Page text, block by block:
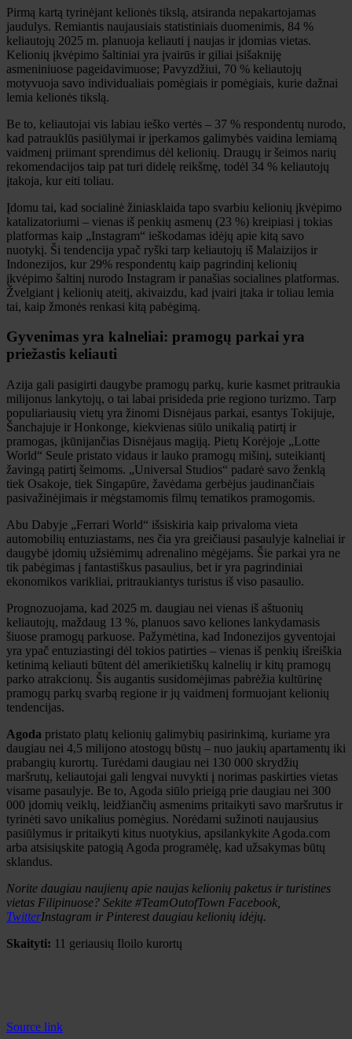
Pirmą kartą tyrinėjant kelionės tikslą, atsiranda nepakartojamas
jaudulys. Remiantis naujausiais statistiniais duomenimis, 84 %
keliautojų 2025 m. planuoja keliauti į naujas ir įdomias vietas.
Kelionių įkvėpimo šaltiniai yra įvairūs ir giliai įsišakniję
asmeniniuose pageidavimuose; Pavyzdžiui, 70 % keliautojų
motyvuoja savo individualiais pomėgiais ir pomėgiais, kurie dažnai
lemia kelionės tikslą.
Be to, keliautojai vis labiau ieško vertės – 37 % respondentų nurodo,
kad patrauklūs pasiūlymai ir įperkamos galimybės vaidina lemiamą
vaidmenį priimant sprendimus dėl kelionių. Draugų ir šeimos narių
rekomendacijos taip pat turi didelę reikšmę, todėl 34 % keliautojų
įtakoja, kur eiti toliau.
Įdomu tai, kad socialinė žiniasklaida tapo svarbiu kelionių įkvėpimo
katalizatoriumi – vienas iš penkių asmenų (23 %) kreipiasi į tokias
platformas kaip „Instagram“ ieškodamas idėjų apie kitą savo
nuotykį. Ši tendencija ypač ryški tarp keliautojų iš Malaizijos ir
Indonezijos, kur 29% respondentų kaip pagrindinį kelionių
įkvėpimo šaltinį nurodo Instagram ir panašias socialines platformas.
Žvelgiant į kelionių ateitį, akivaizdu, kad įvairi įtaka ir toliau lemia
tai, kaip žmonės renkasi kitą pabėgimą.
Gyvenimas yra kalneliai: pramogų parkai yra
priežastis keliauti
Azija gali pasigirti daugybe pramogų parkų, kurie kasmet pritraukia
milijonus lankytojų, o tai labai prisideda prie regiono turizmo. Tarp
populiariausių vietų yra žinomi Disnėjaus parkai, esantys Tokijuje,
Šanchajuje ir Honkonge, kiekvienas siūlo unikalią patirtį ir
pramogas, įkūnijančias Disnėjaus magiją. Pietų Korėjoje „Lotte
World“ Seule pristato vidaus ir lauko pramogų mišinį, suteikiantį
žavingą patirtį šeimoms. „Universal Studios“ padarė savo ženklą
tiek Osakoje, tiek Singapūre, žavėdama gerbėjus jaudinančiais
pasivažinėjimais ir mėgstamomis filmų tematikos pramogomis.
Abu Dabyje „Ferrari World“ išsiskiria kaip privaloma vieta
automobilių entuziastams, nes čia yra greičiausi pasaulyje kalneliai ir
daugybė įdomių užsiėmimų adrenalino mėgėjams. Šie parkai yra ne
tik pabėgimas į fantastiškus pasaulius, bet ir yra pagrindiniai
ekonomikos varikliai, pritraukiantys turistus iš viso pasaulio.
Prognozuojama, kad 2025 m. daugiau nei vienas iš aštuonių
keliautojų, maždaug 13 %, planuos savo keliones lankydamasis
šiuose pramogų parkuose. Pažymėtina, kad Indonezijos gyventojai
yra ypač entuziastingi dėl tokios patirties – vienas iš penkių išreiškia
ketinimą keliauti būtent dėl ​​amerikietiškų kalnelių ir kitų pramogų
parko atrakcionų. Šis augantis susidomėjimas pabrėžia kultūrinę
pramogų parkų svarbą regione ir jų vaidmenį formuojant kelionių
tendencijas.
Agoda pristato platų kelionių galimybių pasirinkimą, kuriame yra
daugiau nei 4,5 milijono atostogų būstų – nuo ​​jaukių apartamentų iki
prabangių kurortų. Turėdami daugiau nei 130 000 skrydžių
maršrutų, keliautojai gali lengvai nuvykti į norimas paskirties vietas
visame pasaulyje. Be to, Agoda siūlo prieigą prie daugiau nei 300
000 įdomių veiklų, leidžiančių asmenims pritaikyti savo maršrutus ir
tyrinėti savo unikalius pomėgius. Norėdami sužinoti naujausius
pasiūlymus ir pritaikyti kitus nuotykius, apsilankykite Agoda.com
arba atsisiųskite patogią Agoda programėlę, kad užsakymas būtų
sklandus.
Norite daugiau naujienų apie naujas kelionių paketus ir turistines
vietas Filipinuose? Sekite #TeamOutofTown Facebook,
TwitterInstagram ir Pinterest daugiau kelionių idėjų.
Skaityti: 11 geriausių Iloilo kurortų
Source link